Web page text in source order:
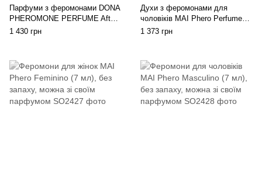
Парфуми з феромонами DONA
PHEROMONE PERFUME After
Midnight (60 мл)
1 430 грн
Духи з феромонами для
чоловіків MAI Phero Perfume
Masculino (30 мл)
1 373 грн